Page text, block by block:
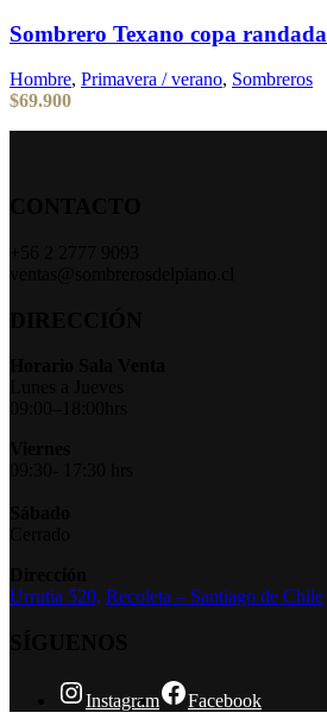
Sombrero Texano copa randada
Hombre, Primavera / verano, Sombreros
$69.900
Urrutia 520, Recoleta – Santiago de Chile
Instagram Facebook